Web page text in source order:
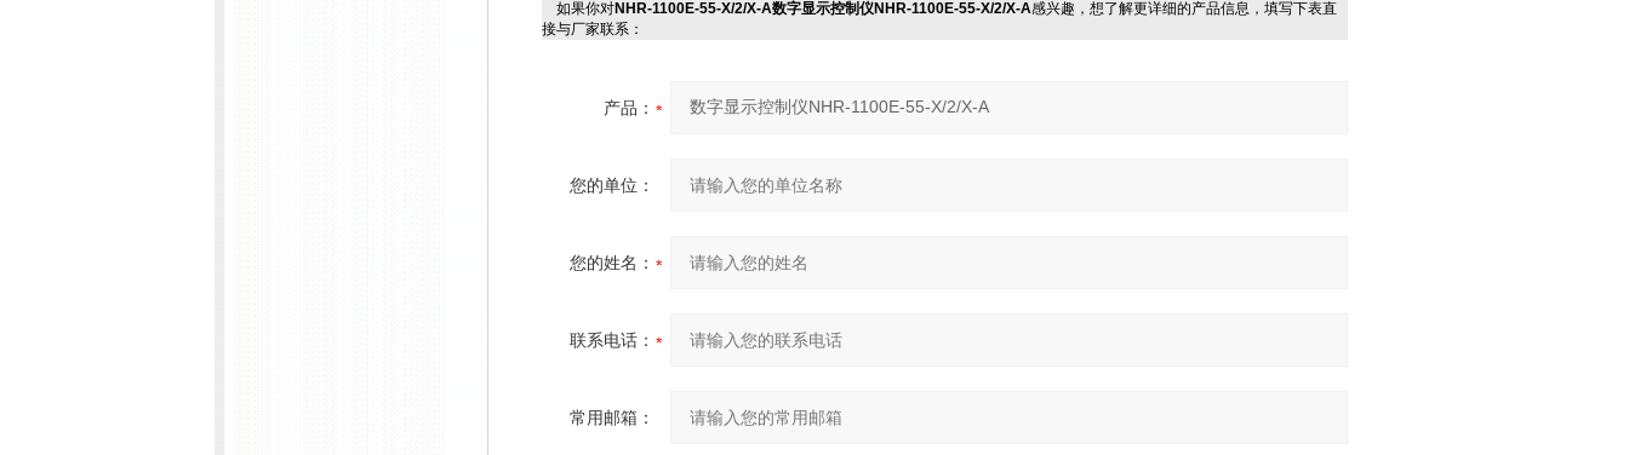
如果你对NHR-1100E-55-X/2/X-A数字显示控制仪NHR-1100E-55-X/2/X-A感兴趣，想了解更详细的产品信息，填写下表直
接与厂家联系：
产品：
您的单位：
您的姓名：
联系电话：
常用邮箱：